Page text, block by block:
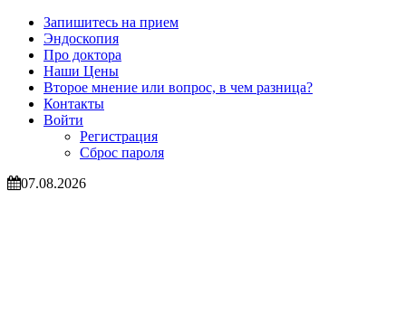
Запишитесь на прием
Эндоскопия
Про доктора
Наши Цены
Второе мнение или вопрос, в чем разница?
Контакты
Войти
Регистрация
Сброс пароля
07.08.2026